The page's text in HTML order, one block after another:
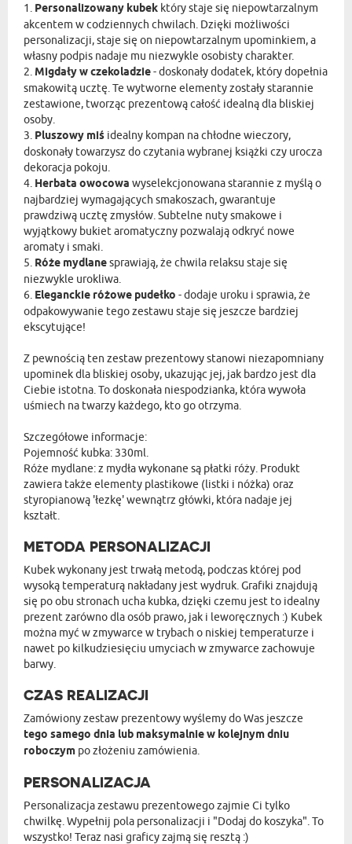
1. Personalizowany kubek który staje się niepowtarzalnym
akcentem w codziennych chwilach. Dzięki możliwości
personalizacji, staje się on niepowtarzalnym upominkiem, a
własny podpis nadaje mu niezwykle osobisty charakter.
2.Migdały w czekoladzie- doskonały dodatek, który dopełnia
smakowitą ucztę. Te wytworne elementy zostały starannie
zestawione, tworząc prezentową całość idealną dla bliskiej
osoby.
3. Pluszowy miś idealny kompan na chłodne wieczory,
doskonały towarzysz do czytania wybranej książki czy urocza
dekoracja pokoju.
4. Herbata owocowa wyselekcjonowana starannie z myślą o
najbardziej wymagających smakoszach, gwarantuje
prawdziwą ucztę zmysłów. Subtelne nuty smakowe i
wyjątkowy bukiet aromatyczny pozwalają odkryć nowe
aromaty i smaki.
5. Róże mydlanesprawiają, że chwila relaksu staje się
niezwykle urokliwa.
6. Eleganckie różowe pudełko - dodaje uroku i sprawia, że
odpakowywanie tego zestawu staje się jeszcze bardziej
ekscytujące!
Z pewnością ten zestaw prezentowy stanowi niezapomniany
upominek dla bliskiej osoby, ukazując jej, jak bardzo jest dla
Ciebie istotna. To doskonała niespodzianka, która wywoła
uśmiech na twarzy każdego, kto go otrzyma.
Szczegółowe informacje:
Pojemność kubka: 330ml.
Róże mydlane: z mydła wykonane są płatki róży. Produkt
zawiera także elementy plastikowe (listki i nóżka) oraz
styropianową 'łezkę' wewnątrz główki, która nadaje jej
kształt.
METODA PERSONALIZACJI
Kubek wykonany jest trwałą metodą, podczas której pod
wysoką temperaturą nakładany jest wydruk. Grafiki znajdują
się po obu stronach ucha kubka, dzięki czemu jest to idealny
prezent zarówno dla osób prawo, jak i leworęcznych :) Kubek
można myć w zmywarce w trybach o niskiej temperaturze i
nawet po kilkudziesięciu umyciach w zmywarce zachowuje
barwy.
CZAS REALIZACJI
Zamówiony zestaw prezentowy wyślemy do Was jeszcze
tego samego dnia lub maksymalnie w kolejnym dniu
roboczym po złożeniu zamówienia.
PERSONALIZACJA
Personalizacja zestawu prezentowego zajmie Ci tylko
chwilkę. Wypełnij pola personalizacji i "Dodaj do koszyka". To
wszystko! Teraz nasi graficy zajmą się resztą :)